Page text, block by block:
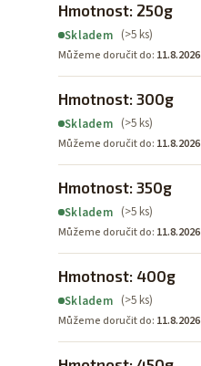
Hmotnost: 250g
Skladem (>5 ks)
Můžeme doručit do: 11.8.2026
Hmotnost: 300g
Skladem (>5 ks)
Můžeme doručit do: 11.8.2026
Hmotnost: 350g
Skladem (>5 ks)
Můžeme doručit do: 11.8.2026
Hmotnost: 400g
Skladem (>5 ks)
Můžeme doručit do: 11.8.2026